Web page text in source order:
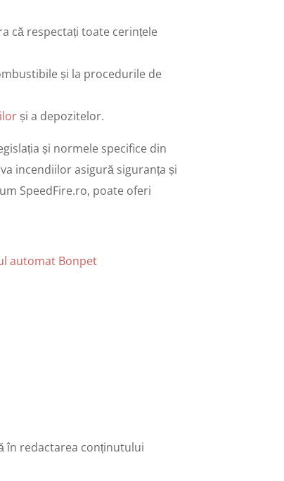
că respectați toate cerințele
și la procedurile de
și a depozitelor.
și normele specifice din
incendiilor asigură siguranța și
SpeedFire.ro, poate oferi
automat Bonpet
în redactarea conținutului